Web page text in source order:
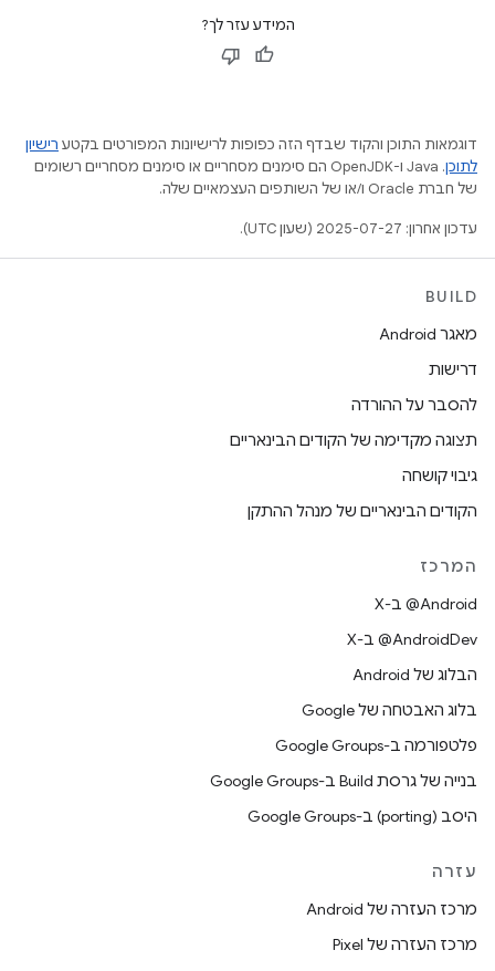
המידע עזר לך?
דוגמאות התוכן והקוד שבדף הזה כפופות לרישיונות המפורטים בקטע רישיון
לתוכן
.‏ Java ו-OpenJDK הם סימנים מסחריים או סימנים מסחריים רשומים
של חברת Oracle ו/או של השותפים העצמאיים שלה.
עדכון אחרון: 2025-07-27 (שעון UTC).
BUILD
מאגר Android
דרישות
להסבר על ההורדה
תצוגה מקדימה של הקודים הבינאריים
גיבוי קושחה
הקודים הבינאריים של מנהל ההתקן
המרכז
‫‎@Android ב-X
‫‎@AndroidDev ב-X
הבלוג של Android
בלוג האבטחה של Google
פלטפורמה ב-Google Groups
בנייה של גרסת Build ב-Google Groups
היסב (porting) ב-Google Groups
עזרה
מרכז העזרה של Android
מרכז העזרה של Pixel